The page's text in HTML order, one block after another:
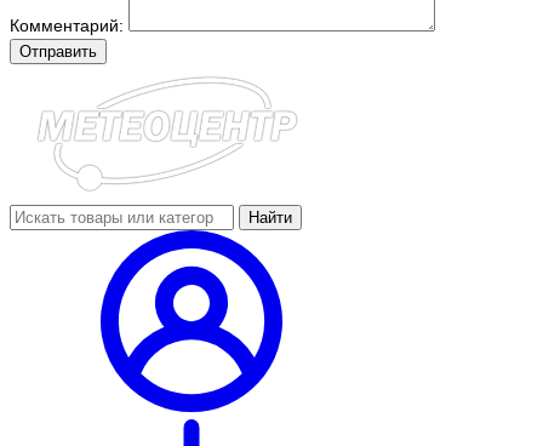
Комментарий:
Отправить
Найти